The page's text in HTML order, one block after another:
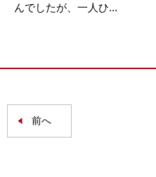
んでしたが、一人ひ...
前へ